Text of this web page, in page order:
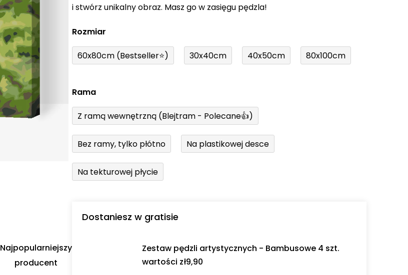
5
i stwórz unikalny obraz. Masz go w zasięgu pędzla!
Rozmiar
60x80cm (Bestseller⭐) 30x40cm 40x50cm 80x100cm
Rama
Z ramą wewnętrzną (Blejtram - Polecane👍)
Bez ramy, tylko płótno Na plastikowej desce
Na tekturowej płycie
Dostaniesz w gratisie
Zestaw pędzli artystycznych - Bambusowe 4 szt.
wartości zł9,90
Najpopularniejszy
producent